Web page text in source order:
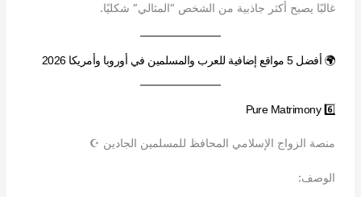
غالبًا يصبح أكثر جاذبية من الشخص “المثالي” شكليًا.
🌍 أفضل 5 مواقع إضافية للعرب والمسلمين في أوروبا وأمريكا 2026
6️⃣ Pure Matrimony
منصة الزواج الإسلامي المحافظ للمسلمين الجادين ☪️
الوصف: